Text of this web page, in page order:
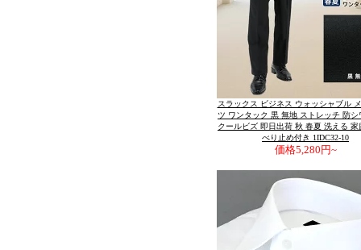
スラックス ビジネス ウォッシャブル
ツ ワンタック 黒 無地 ストレッチ 防シ
クールビズ 即日出荷 秋 春夏 洗える 家
べり止め付き 1IDC32-10
価格5,280円~